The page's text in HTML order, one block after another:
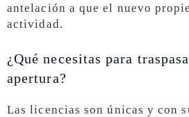
antelación a que el nuevo
actividad.
¿Qué necesitas para
apertura?
Las licencias son únicas y con